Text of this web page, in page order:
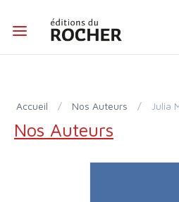
Accueil / Nos Auteurs / Julia
Nos Auteurs